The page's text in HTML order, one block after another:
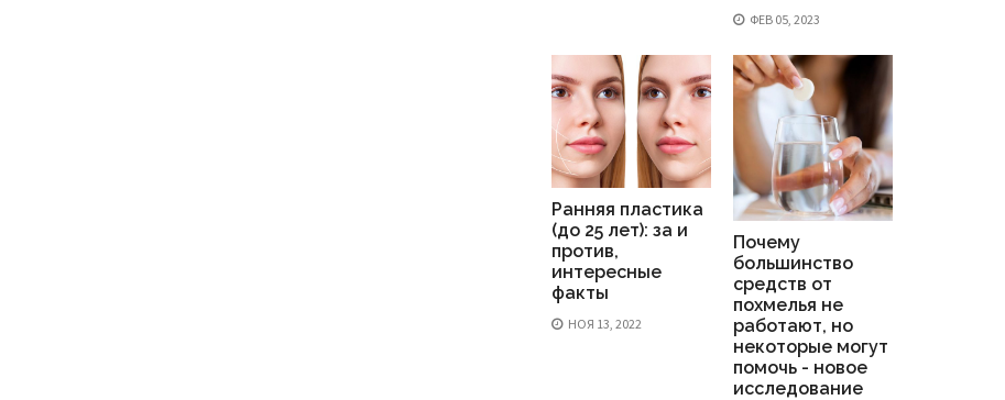
ФЕВ 05, 2023
Ранняя пластика
(до 25 лет): за и
против,
интересные
факты
НОЯ 13, 2022
Почему
большинство
средств от
похмелья не
работают, но
некоторые могут
помочь - новое
исследование